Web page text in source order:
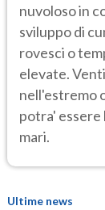
nuvoloso in
sviluppo di
rovesci o
elevate.
nell'estremo
potra' essere
mari.
Ultime news